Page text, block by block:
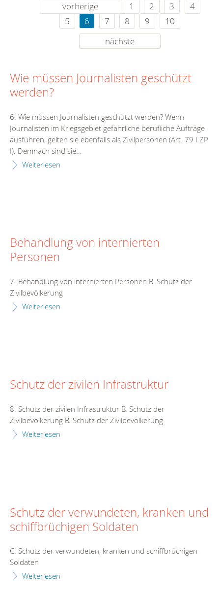
vorherige 1 2 3
4
5
6 7 8 9
10
nächste
Wie müssen Journalisten geschützt
werden?
6. Wie müssen Journalisten geschützt werden? Wenn
Journalisten im Kriegsgebiet gefährliche berufliche Aufträge
ausführen, gelten sie ebenfalls als Zivilpersonen (Art. 79 I ZP
I). Demnach sind sie...
Weiterlesen
Behandlung von internierten
Personen
7. Behandlung von internierten Personen B. Schutz der
Zivilbevölkerung
Weiterlesen
Schutz der zivilen Infrastruktur
8. Schutz der zivilen Infrastruktur B. Schutz der
Zivilbevölkerung B. Schutz der Zivilbevölkerung
Weiterlesen
Schutz der verwundeten, kranken und
schiffbrüchigen Soldaten
C. Schutz der verwundeten, kranken und schiffbrüchigen
Soldaten
Weiterlesen